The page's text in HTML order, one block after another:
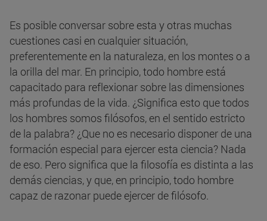
Es posible conversar sobre esta y otras muchas
cuestiones casi en cualquier situación,
preferentemente en la naturaleza, en los montes o a
la orilla del mar. En principio, todo hombre está
capacitado para reflexionar sobre las dimensiones
más profundas de la vida. ¿Significa esto que todos
los hombres somos filósofos, en el sentido estricto
de la palabra? ¿Que no es necesario disponer de una
formación especial para ejercer esta ciencia? Nada
de eso. Pero significa que la filosofía es distinta a las
demás ciencias, y que, en principio, todo hombre
capaz de razonar puede ejercer de filósofo.